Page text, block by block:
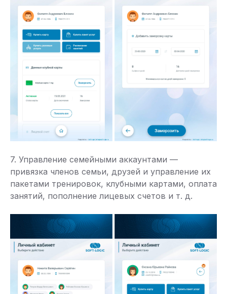
7. Управление семейными аккаунтами —
привязка членов семьи, друзей и управление их
пакетами тренировок, клубными картами, оплата
занятий, пополнение лицевых счетов и т. д.